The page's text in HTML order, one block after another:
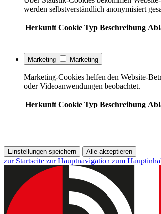
werden selbstverständlich anonymisiert
Herkunft Cookie Typ Beschreibung
Marketing Marketing
Marketing-Cookies helfen den Website-
oder Videoanwendungen beobachtet.
Herkunft Cookie Typ Beschreibung
Einstellungen speichern Alle akzeptieren
zur Startseite zur Hauptnavigation zum